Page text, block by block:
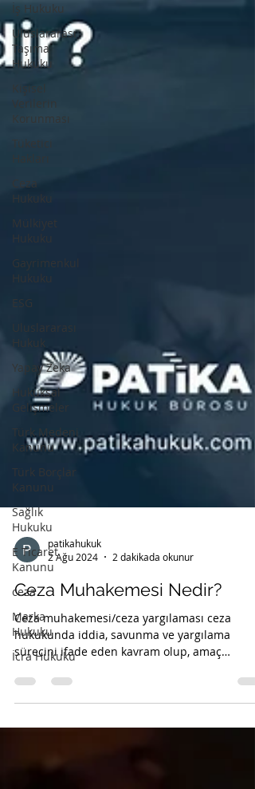
İş Hukuku
Uluslararası
Taşıma
Hukuku
Kişisel
Verilerin
Korunması
Tüketici
Ceza
Hukuku
Mülkiyet
Hukuku
Gayrimenkul
Hukuku
ESG
Uluslararası
Hukuk
Yapay Zeka
Hukuksal
Gelişmeler
Türk Medeni
Kanunu
Türk Borçlar
Kanunu
Sağlık
Hukuku
E Ticaret
Kanunu
ceza
Marka
Hukuku
İcra Hukuku
patikahukuk
2 Ağu 2024
2 dakikada okunur
Ceza Muhakemesi Nedir?
Ceza muhakemesi/ceza yargılaması ceza
hukukunda iddia, savunma ve yargılama
işlendiği iddia olunan...